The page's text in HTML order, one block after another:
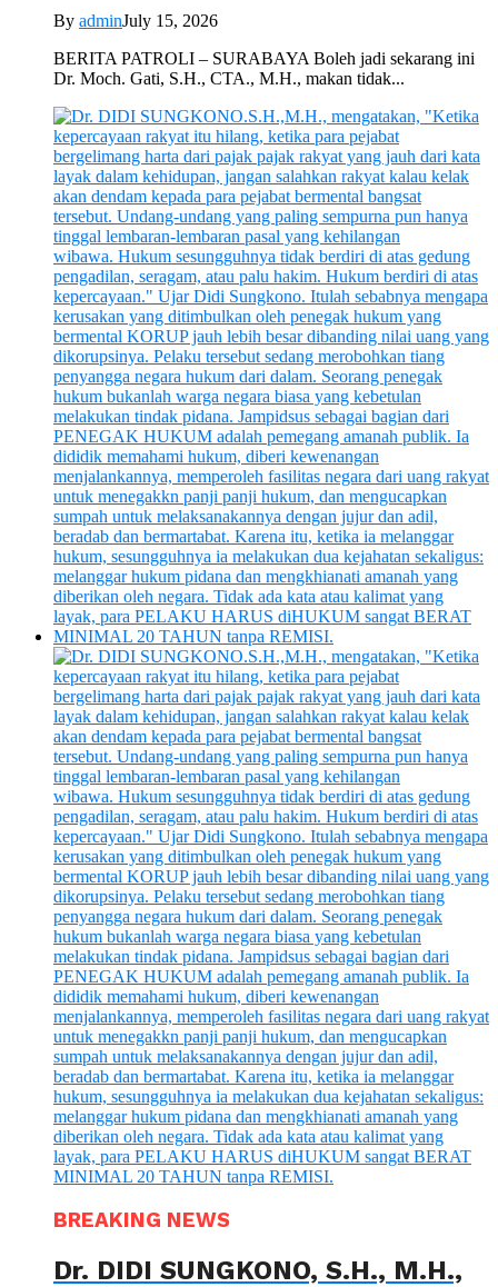
By adminJuly 15, 2026
BERITA PATROLI – SURABAYA Boleh jadi sekarang ini
Dr. Moch. Gati, S.H., CTA., M.H., makan tidak...
BREAKING NEWS
Dr. DIDI SUNGKONO, S.H., M.H.,